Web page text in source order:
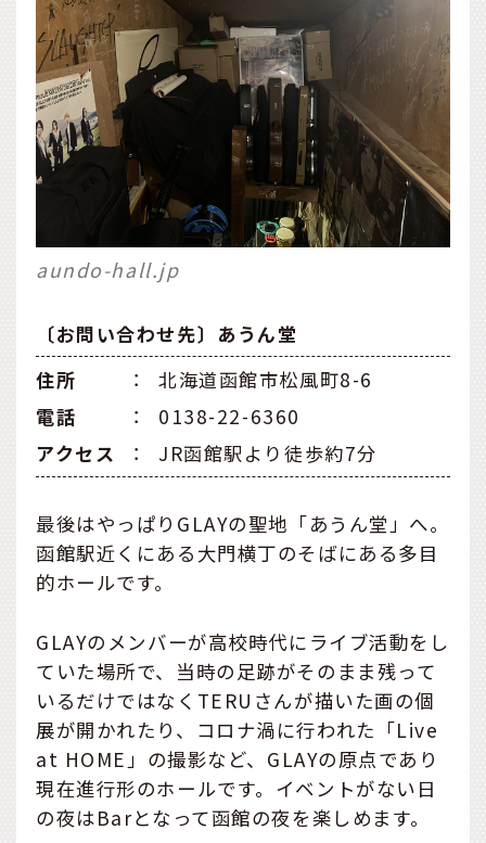
aundo-hall.jp
〔お問い合わせ先〕あうん堂
住所
：
北海道函館市松風町8-6
電話
：
0138-22-6360
アクセス
： JR函館駅より徒歩約7分
最後はやっぱりGLAYの聖地「あうん堂」へ。
函館駅近くにある大門横丁のそばにある多目
的ホールです。
GLAYのメンバーが高校時代にライブ活動をし
ていた場所で、当時の足跡がそのまま残って
いるだけではなくTERUさんが描いた画の個
展が開かれたり、コロナ渦に行われた「Live
at HOME」の撮影など、GLAYの原点であり
現在進行形のホールです。イベントがない日
の夜はBarとなって函館の夜を楽しめます。